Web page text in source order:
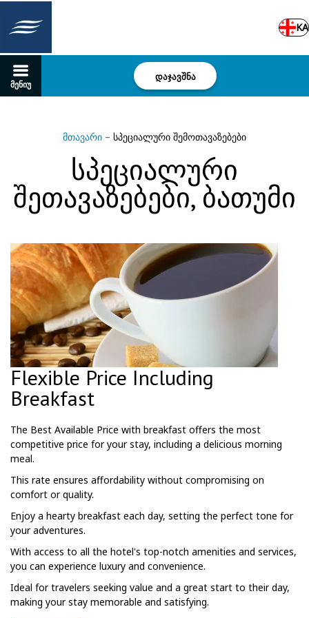
KA
მენიუ
დაჯავშნა
მთავარი – სპეციალური შემოთავაზებები
სპეციალური
შეთავაზებები, ბათუმი
Flexible Price Including
Breakfast
The Best Available Price with breakfast offers the most
competitive price for your stay, including a delicious morning
meal.
This rate ensures affordability without compromising on
comfort or quality.
Enjoy a hearty breakfast each day, setting the perfect tone for
your adventures.
With access to all the hotel's top-notch amenities and services,
you can experience luxury and convenience.
Ideal for travelers seeking value and a great start to their day,
making your stay memorable and satisfying.